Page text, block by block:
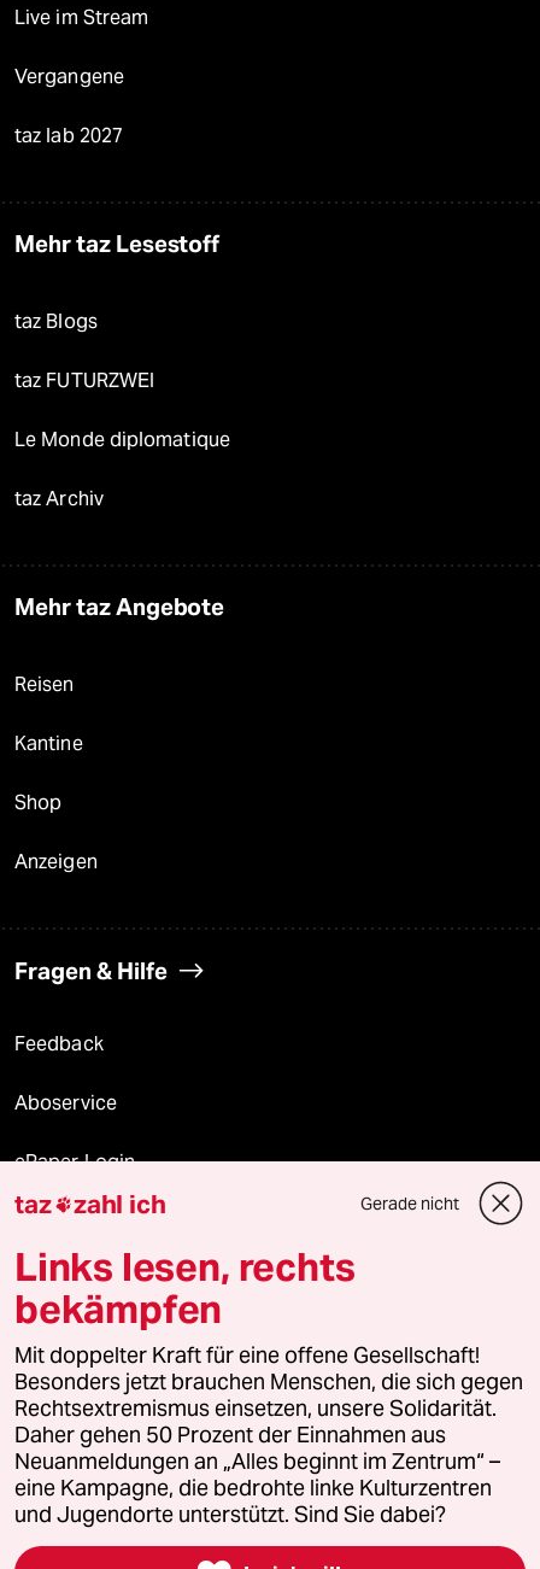
Live im Stream
Vergangene
taz lab 2027
Mehr taz Lesestoff
taz Blogs
taz FUTURZWEI
Le Monde diplomatique
taz Archiv
Mehr taz Angebote
Reisen
Kantine
Shop
Anzeigen
Fragen & Hilfe
Feedback
Aboservice
ePaper Login
Downloads für Abonnierende
© 2026 taz Verlags und Vertriebs GmbH
Alle Rechte vorbehalten. Bei rechtlichen Fragen oder für Genehmigungen
wenden Sie sich bitte an
lizenzen@taz.de
Feedback Redaktionsstatut Kommune-Richtlinien
Leitlinie Informant Datenschutz Impressum AGB
Seitenwende Einwilligungen widerrufen (Ads)
taz zahl ich Gerade nicht
Links lesen, rechts
bekämpfen
Mit doppelter Kraft für eine offene Gesellschaft!
Besonders jetzt brauchen Menschen, die sich gegen
Rechtsextremismus einsetzen, unsere Solidarität.
Daher gehen 50 Prozent der Einnahmen aus
Neuanmeldungen an „Alles beginnt im Zentrum“ –
eine Kampagne, die bedrohte linke Kulturzentren
und Jugendorte unterstützt. Sind Sie dabei?